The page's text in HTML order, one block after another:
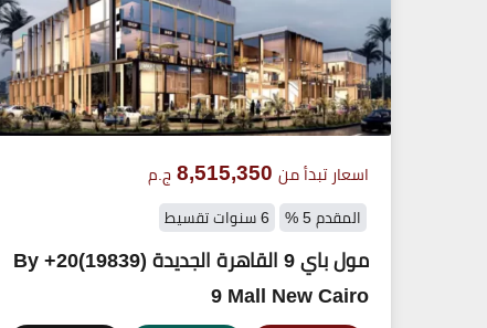
اسعار تبدأ من 8,515,350 ج.م
المقدم 5 % 6 سنوات تقسيط
مول باي 9 القاهرة الجديدة (19839)20+ By
9 Mall New Cairo